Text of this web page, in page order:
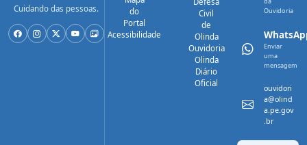
Cuidando das pessoas.
do
Portal
Acessibilidade
Civil
de
Olinda
Ouvidoria
Olinda
Diário
Oficial
Ouvidoria
Enviar
uma
mensagem
ouvidori
a@olind
a.pe.gov
.br